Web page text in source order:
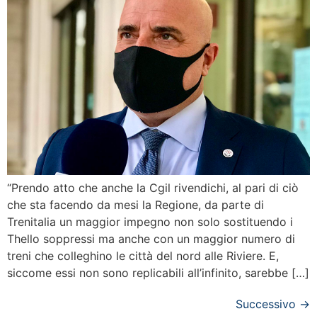
“Prendo atto che anche la Cgil rivendichi, al pari di ciò
che sta facendo da mesi la Regione, da parte di
Trenitalia un maggior impegno non solo sostituendo i
Thello soppressi ma anche con un maggior numero di
treni che colleghino le città del nord alle Riviere. E,
siccome essi non sono replicabili all’infinito, sarebbe […]
Successivo →